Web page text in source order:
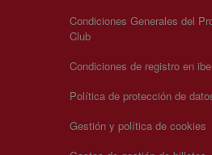
Condiciones Generales del
Club
Condiciones de registro en
Política de protección de
Gestión y política de cookies